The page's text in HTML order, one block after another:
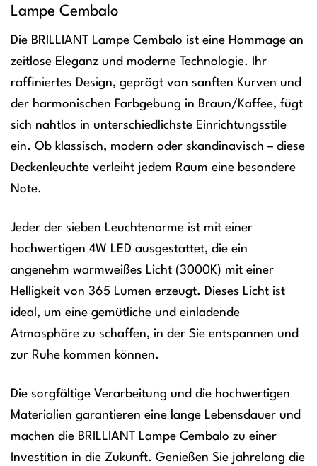
Lampe Cembalo
Die BRILLIANT Lampe Cembalo ist eine Hommage an
zeitlose Eleganz und moderne Technologie. Ihr
raffiniertes Design, geprägt von sanften Kurven und
der harmonischen Farbgebung in Braun/Kaffee, fügt
sich nahtlos in unterschiedlichste Einrichtungsstile
ein. Ob klassisch, modern oder skandinavisch – diese
Deckenleuchte verleiht jedem Raum eine besondere
Note.
Jeder der sieben Leuchtenarme ist mit einer
hochwertigen 4W LED ausgestattet, die ein
angenehm warmweißes Licht (3000K) mit einer
Helligkeit von 365 Lumen erzeugt. Dieses Licht ist
ideal, um eine gemütliche und einladende
Atmosphäre zu schaffen, in der Sie entspannen und
zur Ruhe kommen können.
Die sorgfältige Verarbeitung und die hochwertigen
Materialien garantieren eine lange Lebensdauer und
machen die BRILLIANT Lampe Cembalo zu einer
Investition in die Zukunft. Genießen Sie jahrelang die